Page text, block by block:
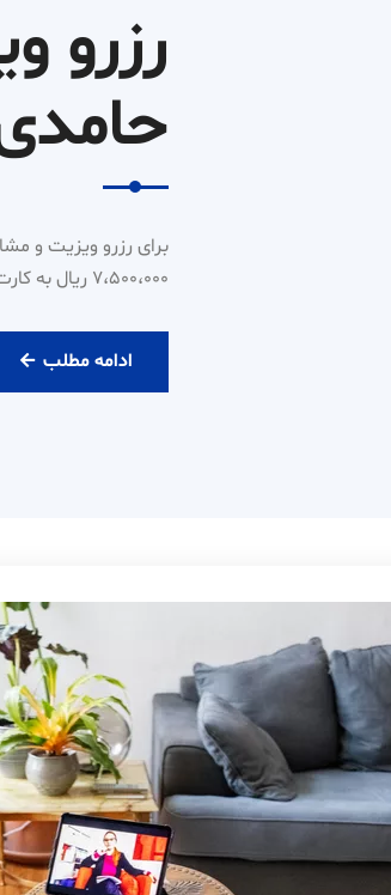
رزرو
۷،۵۰۰،۰۰۰ ریال به کارت…
ادامه مطلبرزرو